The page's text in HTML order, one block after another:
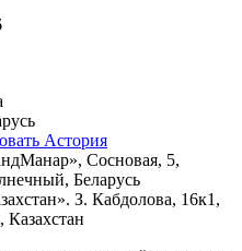
Астория
Сосновая, 5,
Беларусь
З. Кабдолова, 16к1,